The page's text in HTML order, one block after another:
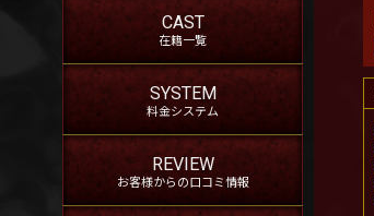
CAST
在籍一覧
SYSTEM
料金システム
REVIEW
お客様からの口コミ情報